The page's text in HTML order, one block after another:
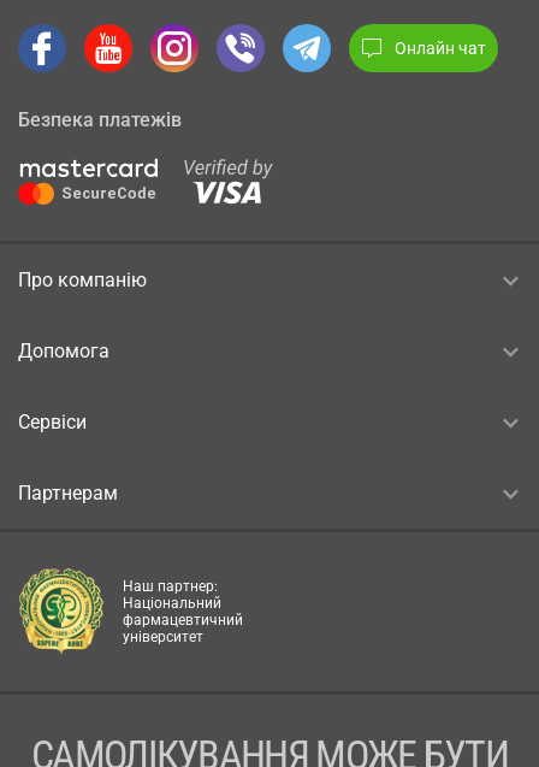
Онлайн чат
Безпека платежів
Про компанію
Допомога
Сервіси
Партнерам
Наш партнер:
Національний
фармацевтичний
університет
САМОЛІКУВАННЯ МОЖЕ БУТИ